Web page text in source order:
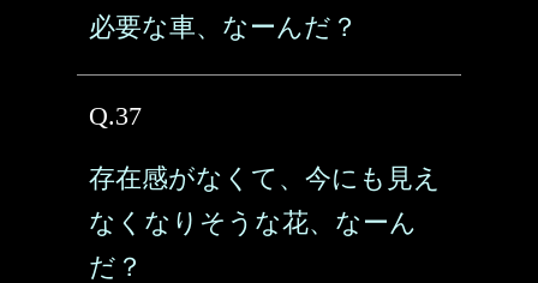
必要な車、なーんだ？
Q.37
存在感がなくて、今にも見え
なくなりそうな花、なーん
だ？